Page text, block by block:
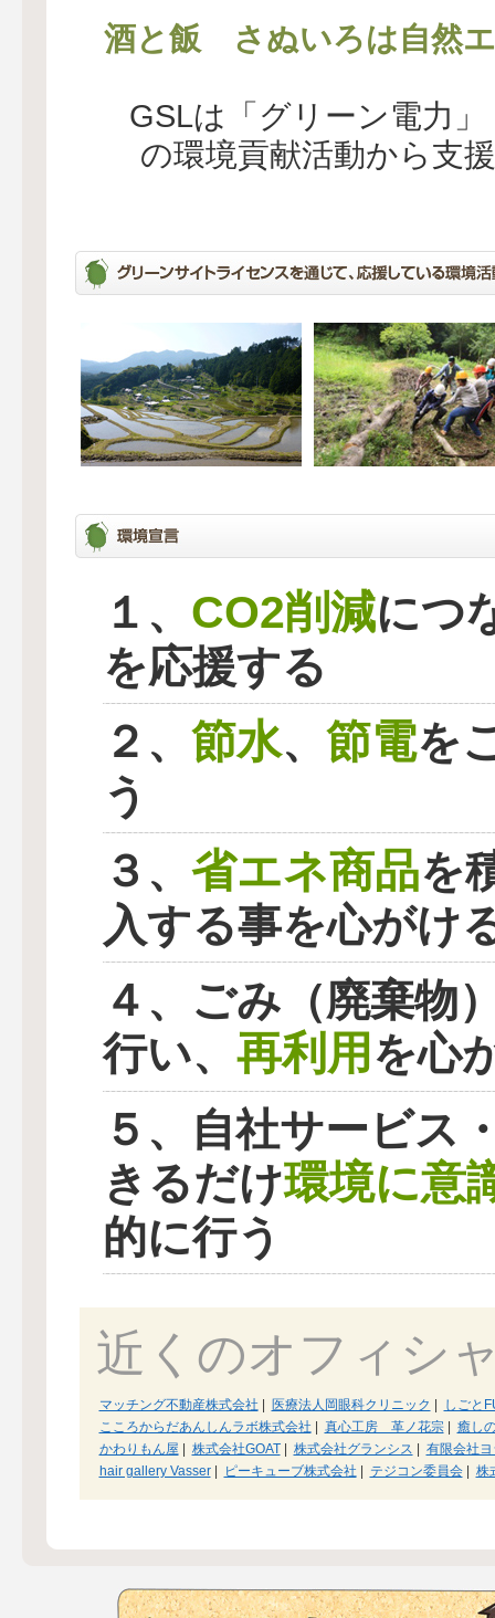
酒と飯 さぬいろは自然
GSLは「グリーン電力
の環境貢献活動から支
１、 CO2削減につ
を応援する
２、 節水、 節電を
う
３、 省エネ商品を
入する事を心がけ
４、ごみ（廃棄物
行い、 再利用を心
５、自社サービス
きるだけ環境に意
的に行う
近くのオフィシ
マッチング不動産株式会社 医療法人岡眼科クリニック
しごと
こころからだあんしんラボ株式会社
真心工房 革ノ花宗|
癒し
かわりもん屋
株式会社GOAT| 株式会社グランシス
有限会社
hair gallery Vasser| ピーキューブ株式会社 テジコン委員会| 株